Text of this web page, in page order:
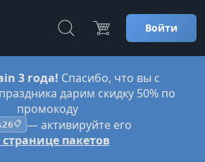
Войти
3 года! Спасибо, что вы с
дарим скидку 50% по
промокоду
📋 — активируйте его
странице пакетов